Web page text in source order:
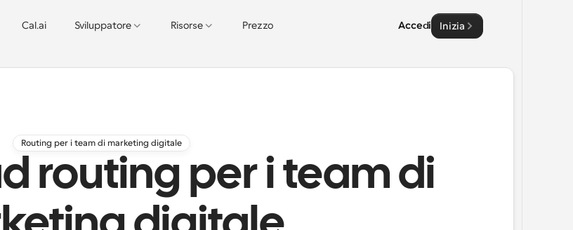
Cal.ai Sviluppatore Risorse Prezzo Accedi Inizia
Routing per i team di marketing digitale
routing per i team di